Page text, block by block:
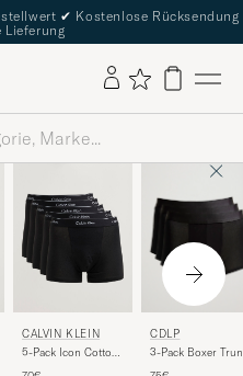
✔ Kostenlose Rücksendung
Lieferung
CALVIN KLEIN
5-Pack Icon Cotton
CDLP
3-Pack Boxer